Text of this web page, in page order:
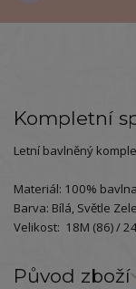
Kompletní
Letní bavlněný
Materiál: 100% bavlna
Barva: Bílá, Světle
Velikost: 18M (86) /
Původ zboží